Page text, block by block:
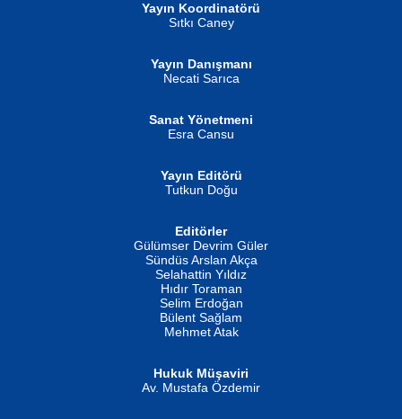
İSMAİL OKUTAN
Erkeklerin Kahrolması Ne Demektir
Evvel Zaman Tanrıçası...
Yayın Koordinatörü
Sıtkı Caney
Yayın Danışmanı
Necati Sarıca
Sanat Yönetmeni
Esra Cansu
Yayın Editörü
Tutkun Doğu
Editörler
Gülümser Devrim Güler
Sündüs Arslan Akça
Selahattin Yıldız
Hıdır Toraman
Selim Erdoğan
Bülent Sağlam
Mehmet Atak
Hukuk Müşaviri
Av. Mustafa Özdemir